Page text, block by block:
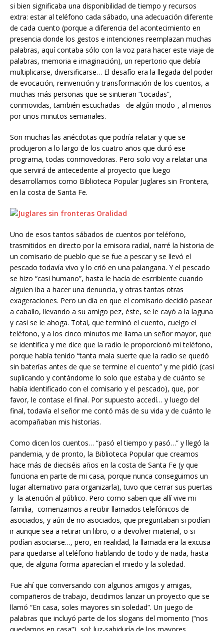
si bien significaba una disponibilidad de tiempo y recursos
extra: estar al teléfono cada sábado, una adecuación diferente
de cada cuento (porque a diferencia del acontecimiento en
presencia donde los gestos e intenciones reemplazan muchas
palabras, aquí contaba sólo con la voz para hacer este viaje de
palabras, memoria e imaginación), un repertorio que debía
multiplicarse, diversificarse… El desafío era la llegada del poder
de evocación, reinvención y transformación de los cuentos, a
muchas más personas que se sintieran “tocadas”,
conmovidas, también escuchadas –de algún modo-, al menos
por unos minutos semanales.
Son muchas las anécdotas que podría relatar y que se
produjeron a lo largo de los cuatro años que duró ese
programa, todas conmovedoras. Pero solo voy a relatar una
que servirá de antecedente al proyecto que luego
desarrollamos como Biblioteca Popular Juglares sin Frontera,
en la costa de Santa Fe.
Uno de esos tantos sábados de cuentos por teléfono,
trasmitidos en directo por la emisora radial, narré la historia de
un comisario de pueblo que se fue a pescar y se llevó el
pescado todavía vivo y lo crió en una palangana. Y el pescado
se hizo “casi humano”, hasta le hacía de escribiente cuando
alguien iba a hacer una denuncia, y otras tantas otras
exageraciones. Pero un día en que el comisario decidió pasear
a caballo, llevando a su amigo pez, éste, se le cayó a la laguna
y casi se le ahoga. Total, que terminó el cuento, cuelgo el
teléfono, y a los cinco minutos me llama un señor mayor, que
se identifica y me dice que la radio le proporcionó mi teléfono,
porque había tenido “tanta mala suerte que la radio se quedó
sin baterías antes de que se termine el cuento” y me pidió (casi
suplicando y contándome lo solo que estaba y de cuánto se
había identificado con el comisario y el pescado), que, por
favor, le contase el final. Por supuesto accedí… y luego del
final, todavía el señor me contó más de su vida y de cuánto le
acompañaban mis historias.
Como dicen los cuentos… “pasó el tiempo y pasó…” y llegó la
pandemia, y de pronto, la Biblioteca Popular que creamos
hace más de dieciséis años en la costa de Santa Fe (y que
funciona en parte de mi casa, porque nunca conseguimos un
lugar alternativo para organizarla), tuvo que cerrar sus puertas
y la atención al público. Pero como saben que allí vive mi
familia, comenzamos a recibir llamados telefónicos de
asociados, y aún de no asociados, que preguntaban si podían
ir aunque sea a retirar un libro, o a devolver material, o si
podían asociarse…, pero, en realidad, la llamada era la excusa
para quedarse al teléfono hablando de todo y de nada, hasta
que, de alguna forma aparecían el miedo y la soledad.
Fue ahí que conversando con algunos amigos y amigas,
compañeros de trabajo, decidimos lanzar un proyecto que se
llamó “En casa, soles mayores sin soledad”. Un juego de
palabras que incluyó parte de los slogans del momento (“nos